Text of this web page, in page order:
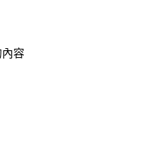
內容